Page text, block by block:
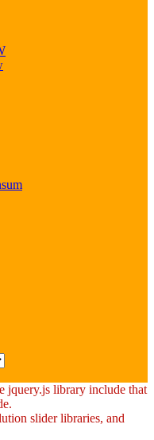
jquery.js library include that
slider libraries, and